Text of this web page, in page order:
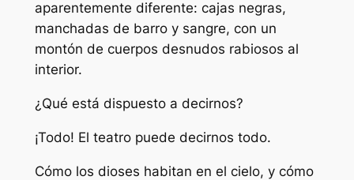
aparentemente diferente: cajas negras,
manchadas de barro y sangre, con un
montón de cuerpos desnudos rabiosos al
interior.
¿Qué está dispuesto a decirnos?
¡Todo! El teatro puede decirnos todo.
Cómo los dioses habitan en el cielo, y cómo